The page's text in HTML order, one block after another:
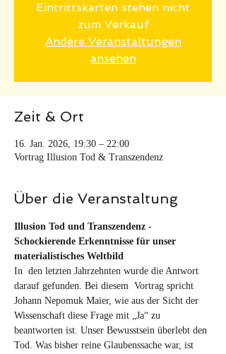
Eintrittskarten stehen nicht
zum Verkauf
Andere Veranstaltungen
ansehen
Zeit & Ort
16. Jan. 2026, 19:30 – 22:00
Vortrag Illusion Tod & Transzendenz
Über die Veranstaltung
Illusion Tod und Transzendenz -
Schockierende Erkenntnisse für unser
materialistisches Weltbild
In  den letzten Jahrzehnten wurde die Antwort
darauf gefunden. Bei diesem  Vortrag spricht
Johann Nepomuk Maier, wie aus der Sicht der
Wissenschaft diese Frage mit „Ja“ zu
beantworten ist. Unser Bewusstsein überlebt den
Tod. Was bisher reine Glaubenssache war, ist